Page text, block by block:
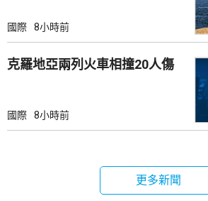
國際 8小時前
克羅地亞兩列火車相撞20人傷
國際 8小時前
更多新聞